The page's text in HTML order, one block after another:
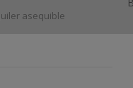
asequible